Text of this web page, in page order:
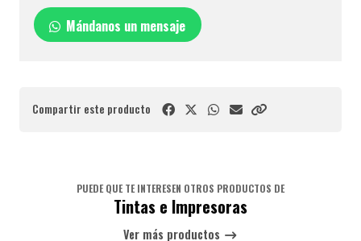
Mándanos un mensaje
Compartir este producto
PUEDE QUE TE INTERESEN OTROS PRODUCTOS DE
Tintas e Impresoras
Ver más productos